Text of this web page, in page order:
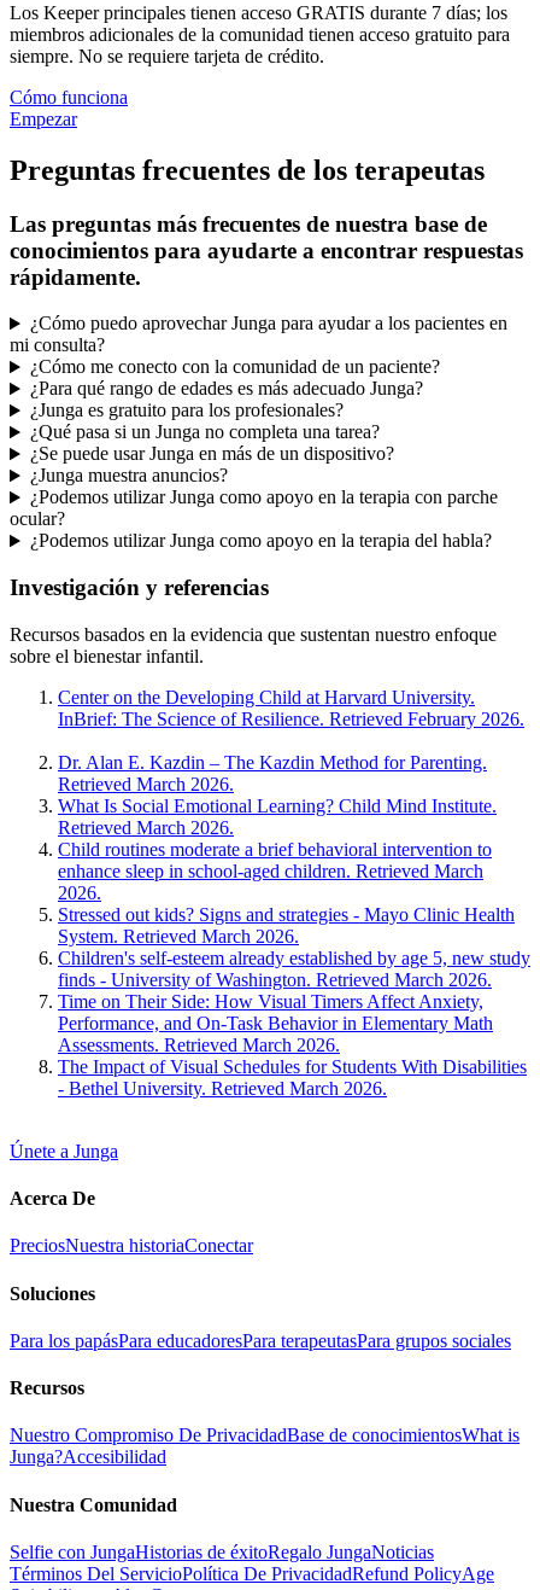
Los Keeper principales tienen acceso GRATIS durante 7 días; los
miembros adicionales de la comunidad tienen acceso gratuito para
siempre. No se requiere tarjeta de crédito.
Cómo funciona
Empezar
Preguntas frecuentes de los terapeutas
Las preguntas más frecuentes de nuestra base de
conocimientos para ayudarte a encontrar respuestas
rápidamente.
¿Cómo puedo aprovechar Junga para ayudar a los pacientes en
mi consulta?
¿Cómo me conecto con la comunidad de un paciente?
¿Para qué rango de edades es más adecuado Junga?
¿Junga es gratuito para los profesionales?
¿Qué pasa si un Junga no completa una tarea?
¿Se puede usar Junga en más de un dispositivo?
¿Junga muestra anuncios?
¿Podemos utilizar Junga como apoyo en la terapia con parche
ocular?
¿Podemos utilizar Junga como apoyo en la terapia del habla?
Investigación y referencias
Recursos basados en la evidencia que sustentan nuestro enfoque
sobre el bienestar infantil.
Center on the Developing Child at Harvard University.
InBrief: The Science of Resilience. Retrieved February 2026.
Dr. Alan E. Kazdin – The Kazdin Method for Parenting.
Retrieved March 2026.
What Is Social Emotional Learning? Child Mind Institute.
Retrieved March 2026.
Child routines moderate a brief behavioral intervention to
enhance sleep in school-aged children. Retrieved March
2026.
Stressed out kids? Signs and strategies - Mayo Clinic Health
System. Retrieved March 2026.
Children's self-esteem already established by age 5, new study
finds - University of Washington. Retrieved March 2026.
Time on Their Side: How Visual Timers Affect Anxiety,
Performance, and On-Task Behavior in Elementary Math
Assessments. Retrieved March 2026.
The Impact of Visual Schedules for Students With Disabilities
- Bethel University. Retrieved March 2026.
Únete a Junga
Acerca De
PreciosNuestra historiaConectar
Soluciones
Para los papásPara educadoresPara terapeutasPara grupos sociales
Recursos
Nuestro Compromiso De PrivacidadBase de conocimientosWhat is
Junga?Accesibilidad
Nuestra Comunidad
Selfie con JungaHistorias de éxitoRegalo JungaNoticias
Términos Del ServicioPolítica De PrivacidadRefund PolicyAge